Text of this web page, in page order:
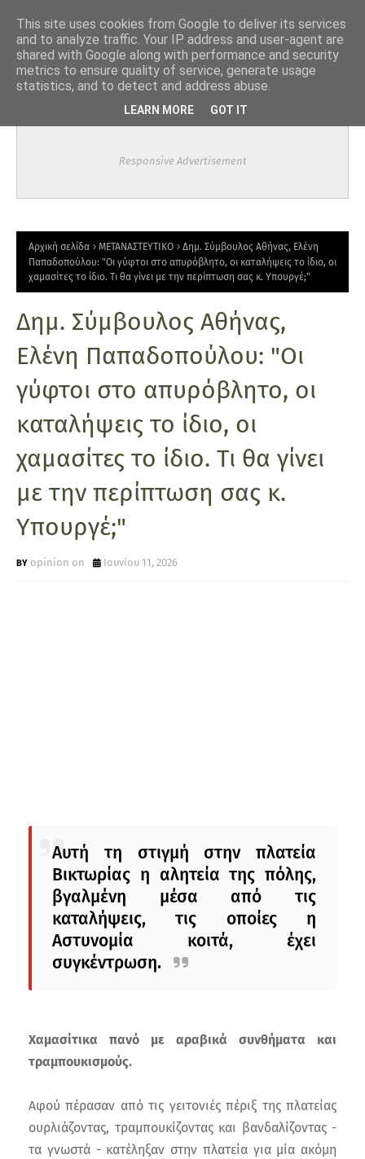
Responsive Advertisement
Αρχική σελίδα ΜΕΤΑΝΑΣΤΕΥΤΙΚΟ
Δημ. Σύμβουλος Αθήνας, Ελένη
Παπαδοπούλου: "Οι γύφτοι στο απυρόβλητο, οι καταλήψεις το ίδιο, οι
χαμασίτες το ίδιο. Τι θα γίνει με την περίπτωση σας κ. Υπουργέ;"
Δημ. Σύμβουλος Αθήνας,
Ελένη Παπαδοπούλου: "Οι
γύφτοι στο απυρόβλητο, οι
καταλήψεις το ίδιο, οι
χαμασίτες το ίδιο. Τι θα γίνει
με την περίπτωση σας κ.
Υπουργέ;"
opinion on Ιουνίου 11, 2026
Αυτή τη στιγμή στην πλατεία
Βικτωρίας η αλητεία της πόλης,
βγαλμένη μέσα από τις
καταλήψεις, τις οποίες η
Αστυνομία κοιτά, έχει
συγκέντρωση.
Χαμασίτικα πανό με αραβικά συνθήματα και
τραμπουκισμούς.
Αφού πέρασαν από τις γειτονιές πέριξ της πλατείας
ουρλιάζοντας, τραμπουκίζοντας και βανδαλίζοντας -
τα γνωστά - κατέληξαν στην πλατεία για μία ακόμη
This site uses cookies from Google to deliver its services
and to analyze traffic. Your IP address and user-agent are
shared with Google along with performance and security
metrics to ensure quality of service, generate usage
statistics, and to detect and address abuse.
LEARN MORE GOT IT